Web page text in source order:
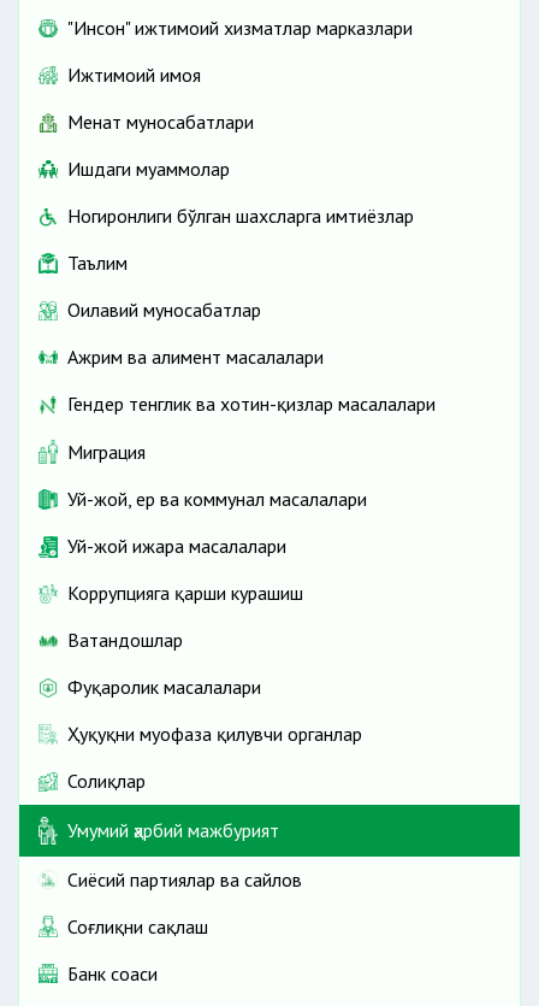
"Инсон" ижтимоий хизматлар марказлари
Ижтимоий ҳимоя
Меҳнат муносабатлари
Ишдаги муаммолар
Ногиронлиги бўлган шахсларга имтиёзлар
Таълим
Оилавий муносабатлар
Ажрим ва алимент масалалари
Гендер тенглик ва хотин-қизлар масалалари
Миграция
Уй-жой, ер ва коммунал масалалари
Уй-жой ижара масалалари
Коррупцияга қарши курашиш
Ватандошлар
Фуқаролик масалалари
Ҳуқуқни муҳофаза қилувчи органлар
Солиқлар
Умумий ҳарбий мажбурият
Сиёсий партиялар ва сайлов
Соғлиқни сақлаш
Банк соҳаси